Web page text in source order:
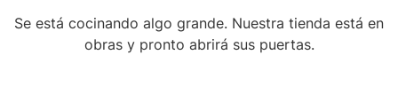
Se está cocinando algo grande. Nuestra tienda está en
obras y pronto abrirá sus puertas.